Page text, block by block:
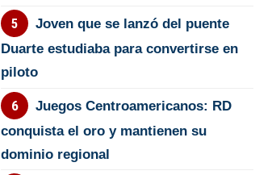
Joven que se lanzó del puente
Duarte estudiaba para convertirse en
piloto
Juegos Centroamericanos: RD
conquista el oro y mantienen su
dominio regional